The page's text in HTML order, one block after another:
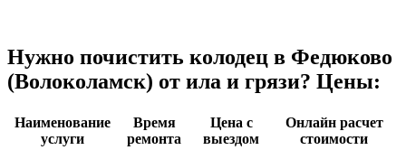
Нужно почистить колодец в Федюково
(Волоколамск) от ила и грязи? Цены:
Наименование
услуги
Время
ремонта
Цена с
выездом
Онлайн расчет
стоимости